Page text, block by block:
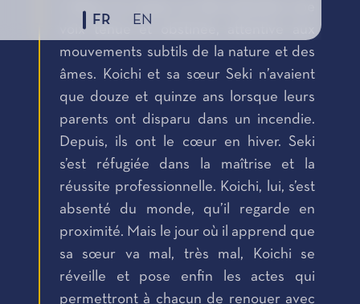
FR EN
« Dans ce roman se fait entendre une
voix ténue et obstinée, attentive aux
mouvements subtils de la nature et des
âmes. Koichi et sa sœur Seki n’avaient
que douze et quinze ans lorsque leurs
parents ont disparu dans un incendie.
Depuis, ils ont le cœur en hiver. Seki
s’est réfugiée dans la maîtrise et la
réussite professionnelle. Koichi, lui, s’est
absenté du monde, qu’il regarde en
proximité. Mais le jour où il apprend que
sa sœur va mal, très mal, Koichi se
réveille et pose enfin les actes qui
permettront à chacun de renouer avec